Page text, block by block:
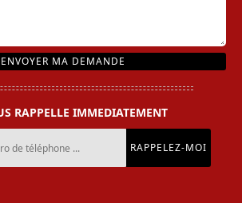
RAPPELLE IMMEDIATEMENT